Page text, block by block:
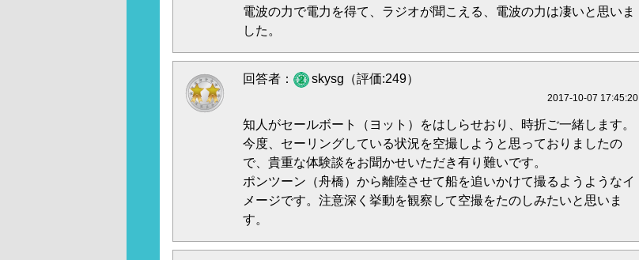
電波の力で電力を得て、ラジオが聞こえる、電波の力は凄いと思いま
した。
回答者： skysg（評価:249）
2017-10-07 17:45:20
知人がセールボート（ヨット）をはしらせおり、時折ご一緒します。
今度、セーリングしている状況を空撮しようと思っておりましたの
で、貴重な体験談をお聞かせいただき有り難いです。
ポンツーン（舟橋）から離陸させて船を追いかけて撮るようようなイ
メージです。注意深く挙動を観察して空撮をたのしみたいと思いま
す。